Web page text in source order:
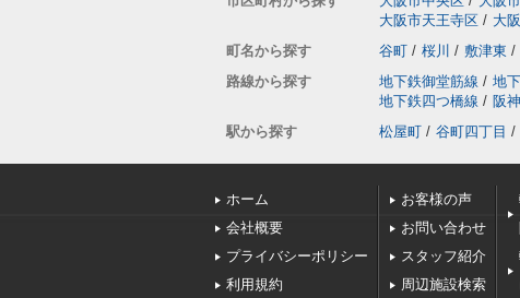
大阪市天王寺区 / 大
町名から探す
谷町 / 桜川 / 敷津東 /
路線から探す
地下鉄御堂筋線 / 地
地下鉄四つ橋線 / 阪
駅から探す
松屋町 / 谷町四丁目 /
ホーム
会社概要
プライバシーポリシー
利用規約
お客様の声
お問い合わせ
スタッフ紹介
周辺施設検索